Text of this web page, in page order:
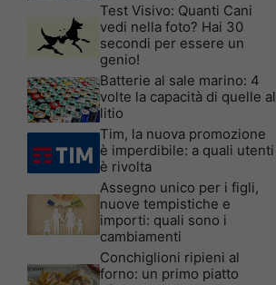
Test Visivo: Quanti Cani
vedi nella foto? Hai 30
secondi per essere un
genio!
Batterie al sale marino: 4
volte la capacità di quelle al
litio
Tim, la nuova promozione
è imperdibile: a quali utenti
è rivolta
Assegno unico per i figli,
nuove tempistiche e
importi: quali sono i
cambiamenti
Conchiglioni ripieni al
forno: un primo piatto